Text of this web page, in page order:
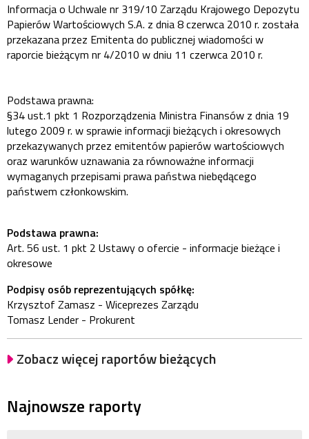
Informacja o Uchwale nr 319/10 Zarządu Krajowego Depozytu
Papierów Wartościowych S.A. z dnia 8 czerwca 2010 r. została
przekazana przez Emitenta do publicznej wiadomości w
raporcie bieżącym nr 4/2010 w dniu 11 czerwca 2010 r.
Podstawa prawna:
§34 ust.1 pkt 1 Rozporządzenia Ministra Finansów z dnia 19
lutego 2009 r. w sprawie informacji bieżących i okresowych
przekazywanych przez emitentów papierów wartościowych
oraz warunków uznawania za równoważne informacji
wymaganych przepisami prawa państwa niebędącego
państwem członkowskim.
Podstawa prawna:
Art. 56 ust. 1 pkt 2 Ustawy o ofercie - informacje bieżące i
okresowe
Podpisy osób reprezentujących spółkę:
Krzysztof Zamasz - Wiceprezes Zarządu
Tomasz Lender - Prokurent
Zobacz więcej raportów bieżących
Najnowsze raporty